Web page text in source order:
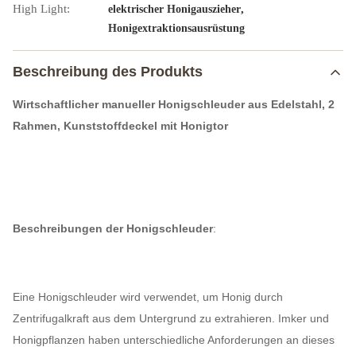
High Light:
elektrischer Honigauszieher,
Honigextraktionsausrüstung
Beschreibung des Produkts
Wirtschaftlicher manueller Honigschleuder aus Edelstahl, 2
Rahmen, Kunststoffdeckel mit Honigtor
Beschreibungen der Honigschleuder:
Eine Honigschleuder wird verwendet, um Honig durch
Zentrifugalkraft aus dem Untergrund zu extrahieren. Imker und
Honigpflanzen haben unterschiedliche Anforderungen an dieses